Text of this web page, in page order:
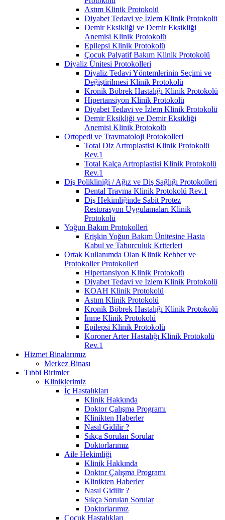
Astım Klinik Protokolü
Diyabet Tedavi ve İzlem Klinik Protokolü
Demir Eksikliği ve Demir Eksikliği
Anemisi Klinik Protokolü
Epilepsi Klinik Protokolü
Çocuk Palyatif Bakım Klinik Protokolü
Diyaliz Ünitesi Protokolleri
Diyaliz Tedavi Yöntemlerinin Seçimi ve
Değiştirilmesi Klinik Protokolü
Kronik Böbrek Hastalığı Klinik Protokolü
Hipertansiyon Klinik Protokolü
Diyabet Tedavi ve İzlem Klinik Protokolü
Demir Eksikliği ve Demir Eksikliği
Anemisi Klinik Protokolü
Ortopedi ve Travmatoloji Protokolleri
Total Diz Artroplastisi Klinik Protokolü
Rev.1
Total Kalça Artroplastisi Klinik Protokolü
Rev.1
Diş Polikliniği / Ağız ve Diş Sağlığı Protokolleri
Dental Travma Klinik Protokolü Rev.1
Diş Hekimliğinde Sabit Protez
Restorasyon Uygulamaları Klinik
Protokolü
Yoğun Bakım Protokolleri
Erişkin Yoğun Bakım Ünitesine Hasta
Kabul ve Taburculuk Kriterleri
Ortak Kullanımda Olan Klinik Rehber ve
Protokoller Protokolleri
Hipertansiyon Klinik Protokolü
Diyabet Tedavi ve İzlem Klinik Protokolü
KOAH Klinik Protokolü
Astım Klinik Protokolü
Kronik Böbrek Hastalığı Klinik Protokolü
İnme Klinik Protokolü
Epilepsi Klinik Protokolü
Koroner Arter Hastalığı Klinik Protokolü
Rev.1
Hizmet Binalarımız
Merkez Binası
Tıbbi Birimler
Kliniklerimiz
İç Hastalıkları
Klinik Hakkında
Doktor Çalışma Programı
Klinikten Haberler
Nasıl Gidilir ?
Sıkça Sorulan Sorular
Doktorlarımız
Aile Hekimliği
Klinik Hakkında
Doktor Çalışma Programı
Klinikten Haberler
Nasıl Gidilir ?
Sıkça Sorulan Sorular
Doktorlarımız
Çocuk Hastalıkları